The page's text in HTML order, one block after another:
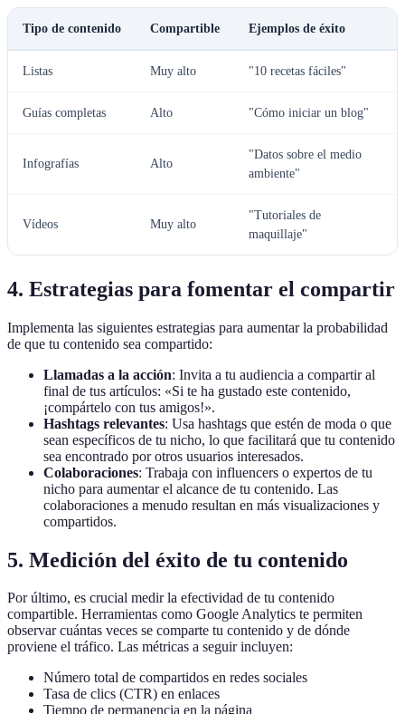
Tipo de contenido Compartible Ejemplos de éxito
Listas Muy alto "10 recetas fáciles"
Guías completas Alto "Cómo iniciar un blog"
Infografías Alto
"Datos sobre el medio
ambiente"
Vídeos Muy alto
"Tutoriales de
maquillaje"
4. Estrategias para fomentar el compartir
Implementa las siguientes estrategias para aumentar la probabilidad
de que tu contenido sea compartido:
Llamadas a la acción: Invita a tu audiencia a compartir al
final de tus artículos: «Si te ha gustado este contenido,
¡compártelo con tus amigos!».
Hashtags relevantes: Usa hashtags que estén de moda o que
sean específicos de tu nicho, lo que facilitará que tu contenido
sea encontrado por otros usuarios interesados.
Colaboraciones: Trabaja con influencers o expertos de tu
nicho para aumentar el alcance de tu contenido. Las
colaboraciones a menudo resultan en más visualizaciones y
compartidos.
5. Medición del éxito de tu contenido
Por último, es crucial medir la efectividad de tu contenido
compartible. Herramientas como Google Analytics te permiten
observar cuántas veces se comparte tu contenido y de dónde
proviene el tráfico. Las métricas a seguir incluyen:
Número total de compartidos en redes sociales
Tasa de clics (CTR) en enlaces
Tiempo de permanencia en la página